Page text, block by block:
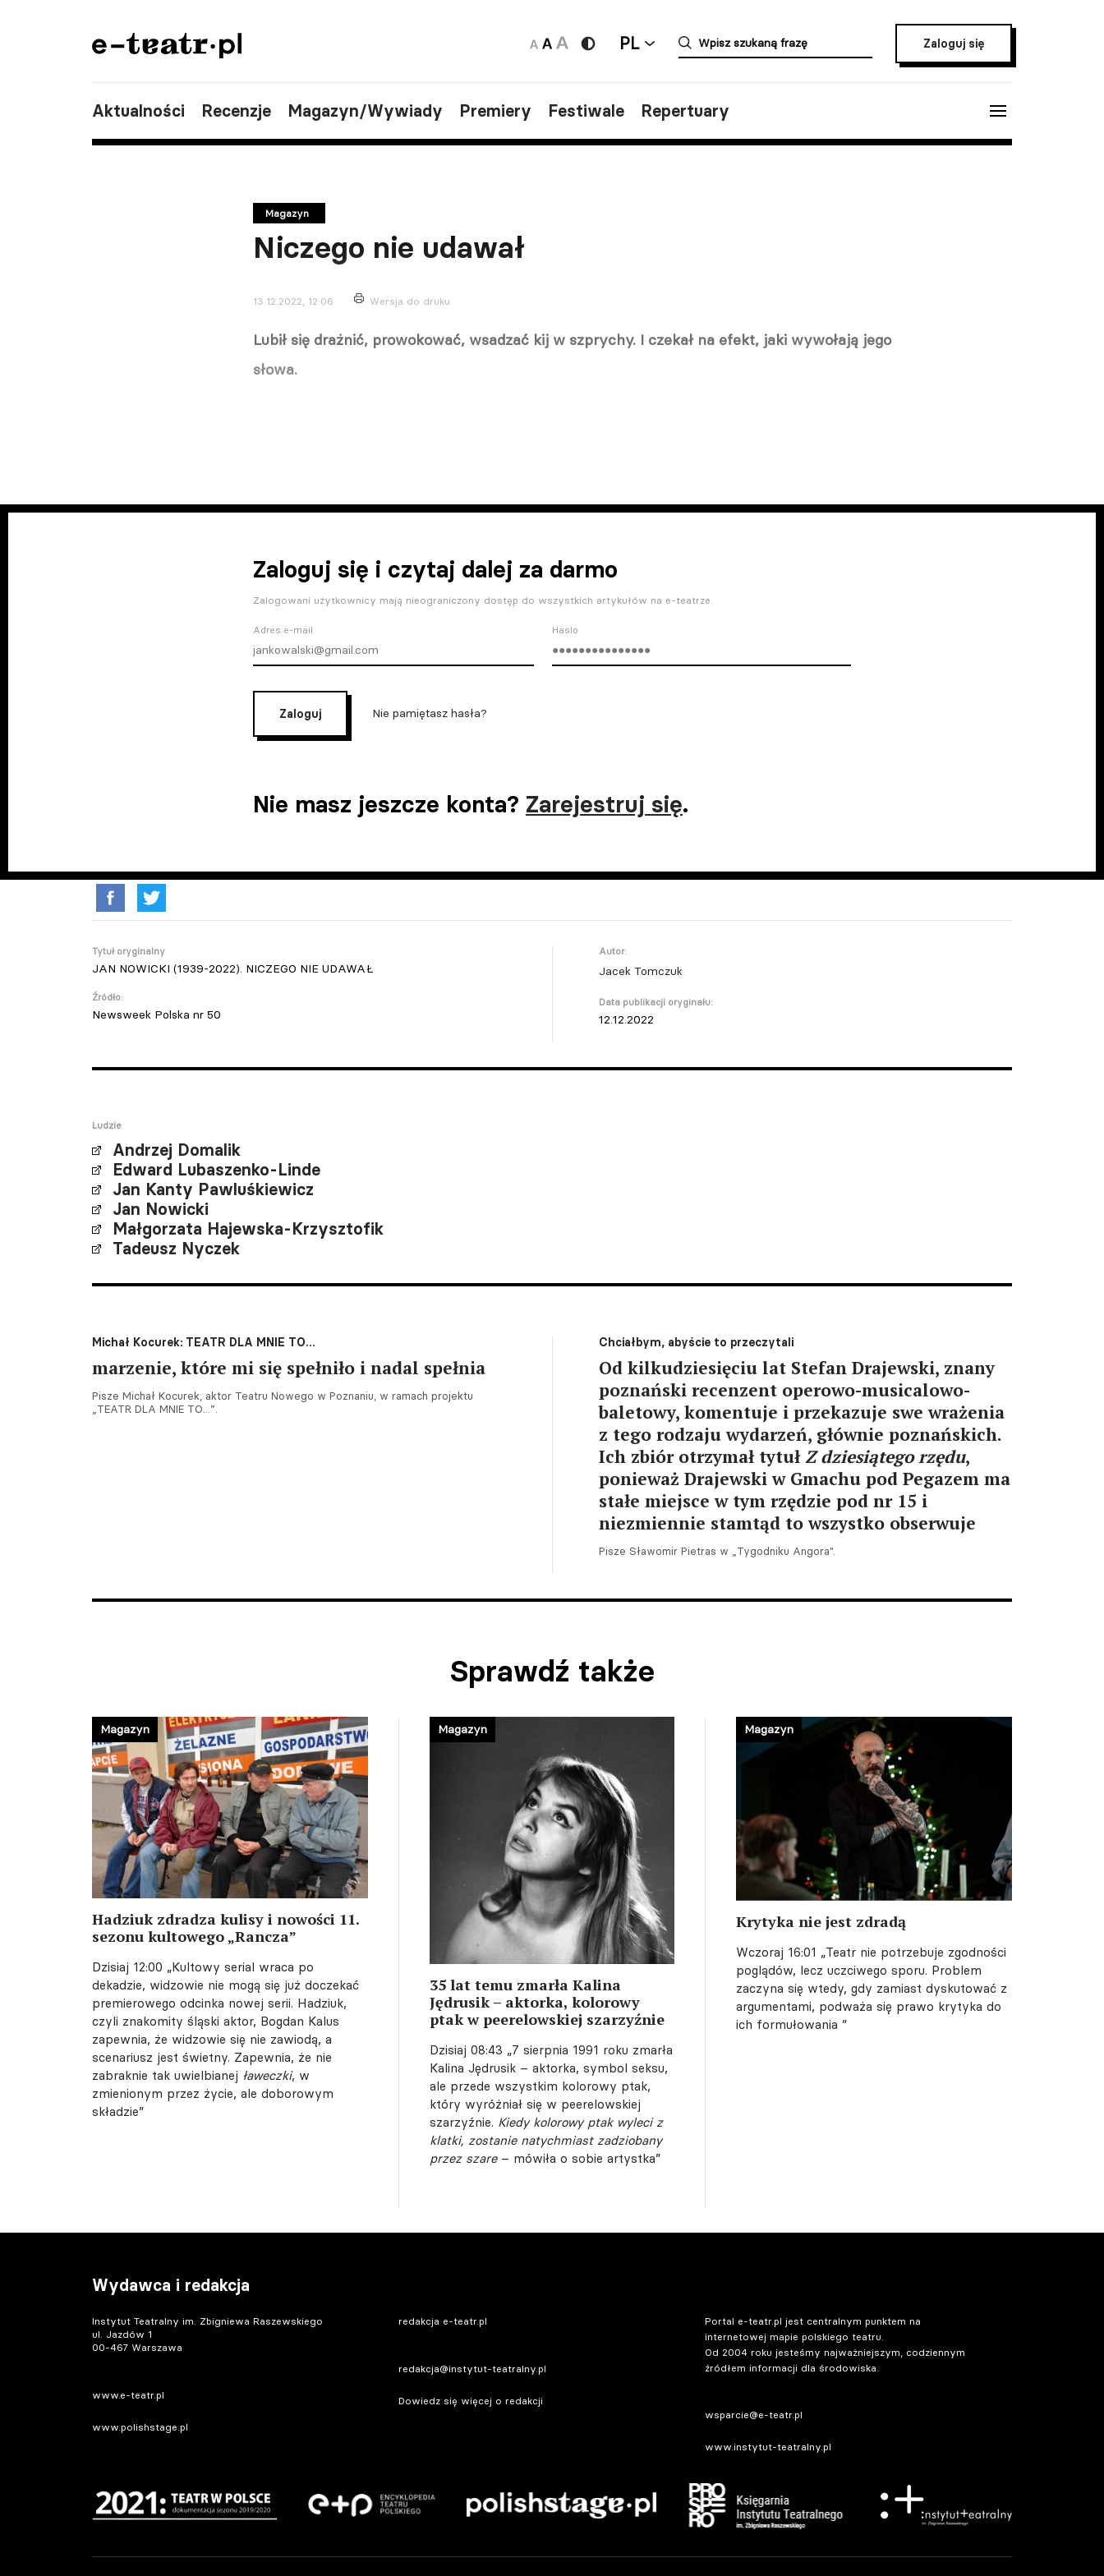
PL Zaloguj się
Aktualności Recenzje Magazyn/Wywiady Premiery Festiwale Repertuary
Magazyn
Niczego nie udawał
13.12.2022, 12:06 Wersja do druku
Lubił się drażnić, prowokować, wsadzać kij w szprychy. I czekał na efekt, jaki wywołają jego
słowa.
Zaloguj się i czytaj dalej za darmo
Zalogowani użytkownicy mają nieograniczony dostęp do wszystkich artykułów na e-teatrze.
Adres e-mail Haslo
Zaloguj Nie pamiętasz hasła?
Nie masz jeszcze konta? Zarejestruj się.
Tytuł oryginalny
JAN NOWICKI (1939-2022). NICZEGO NIE UDAWAŁ
Źródło:
Newsweek Polska nr 50
Autor:
Jacek Tomczuk
Data publikacji oryginału:
12.12.2022
Ludzie
Andrzej Domalik
Edward Lubaszenko-Linde
Jan Kanty Pawluśkiewicz
Jan Nowicki
Małgorzata Hajewska-Krzysztofik
Tadeusz Nyczek
Michał Kocurek: TEATR DLA MNIE TO...
marzenie, które mi się spełniło i nadal spełnia
Pisze Michał Kocurek, aktor Teatru Nowego w Poznaniu, w ramach projektu
„TEATR DLA MNIE TO...”.
Chciałbym, abyście to przeczytali
Od kilkudziesięciu lat Stefan Drajewski, znany
poznański recenzent operowo-musicalowo-
baletowy, komentuje i przekazuje swe wrażenia
z tego rodzaju wydarzeń, głównie poznańskich.
Ich zbiór otrzymał tytuł Z dziesiątego rzędu,
ponieważ Drajewski w Gmachu pod Pegazem ma
stałe miejsce w tym rzędzie pod nr 15 i
niezmiennie stamtąd to wszystko obserwuje
Pisze Sławomir Pietras w „Tygodniku Angora".
Sprawdź także
Hadziuk zdradza kulisy i nowości 11.
sezonu kultowego „Rancza”
Dzisiaj 12:00 „Kultowy serial wraca po
dekadzie, widzowie nie mogą się już doczekać
premierowego odcinka nowej serii. Hadziuk,
czyli znakomity śląski aktor, Bogdan Kalus
zapewnia, że widzowie się nie zawiodą, a
scenariusz jest świetny. Zapewnia, że nie
zabraknie tak uwielbianej ławeczki, w
zmienionym przez życie, ale doborowym
składzie”
Magazyn
35 lat temu zmarła Kalina
Jędrusik – aktorka, kolorowy
ptak w peerelowskiej szarzyźnie
Dzisiaj 08:43 „7 sierpnia 1991 roku zmarła
Kalina Jędrusik – aktorka, symbol seksu,
ale przede wszystkim kolorowy ptak,
który wyróżniał się w peerelowskiej
szarzyźnie. Kiedy kolorowy ptak wyleci z
klatki, zostanie natychmiast zadziobany
przez szare– mówiła o sobie artystka”
Magazyn
Krytyka nie jest zdradą
Wczoraj 16:01 „Teatr nie potrzebuje zgodności
poglądów, lecz uczciwego sporu. Problem
zaczyna się wtedy, gdy zamiast dyskutować z
argumentami, podważa się prawo krytyka do
ich formułowania ”
Magazyn
Wydawca i redakcja
Instytut Teatralny im. Zbigniewa Raszewskiego
ul. Jazdów 1
00-467 Warszawa
www.e-teatr.pl
www.polishstage.pl
redakcja e-teatr.pl
redakcja@instytut-teatralny.pl
Dowiedz się więcej o redakcji
Portal e-teatr.pl jest centralnym punktem na
internetowej mapie polskiego teatru.
Od 2004 roku jesteśmy najważniejszym, codziennym
źródłem informacji dla środowiska.
wsparcie@e-teatr.pl
www.instytut-teatralny.pl